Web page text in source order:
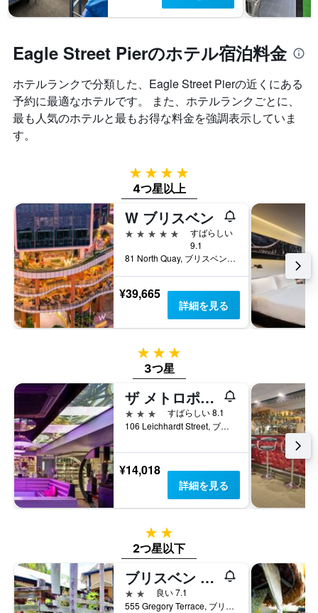
Eagle Street Pierのホテル宿泊料金
ホテルランクで分類した、Eagle Street Pier​の近くにある
予約に最適なホテルです。 また、ホテルランクごとに、
最も人気のホテルと最もお得な料金を強調表示していま
す。
4つ星
4つ星以上
W ブリスベン
5つ星
すばらしい
9.1
81 North Quay, ブリスベン, QLD, オーストラリア
¥39,665
詳細を見る
3つ星
3つ星
ザ メトロポリタン スプリング ヒル
3つ星
すばらしい 8.1
106 Leichhardt Street, ブリスベン, QLD, オーストラリア
¥14,018
詳細を見る
2つ星
2つ星以下
ブリスベン マナー
2つ星
良い 7.1
555 Gregory Terrace, ブリスベン, QLD, オーストラリア